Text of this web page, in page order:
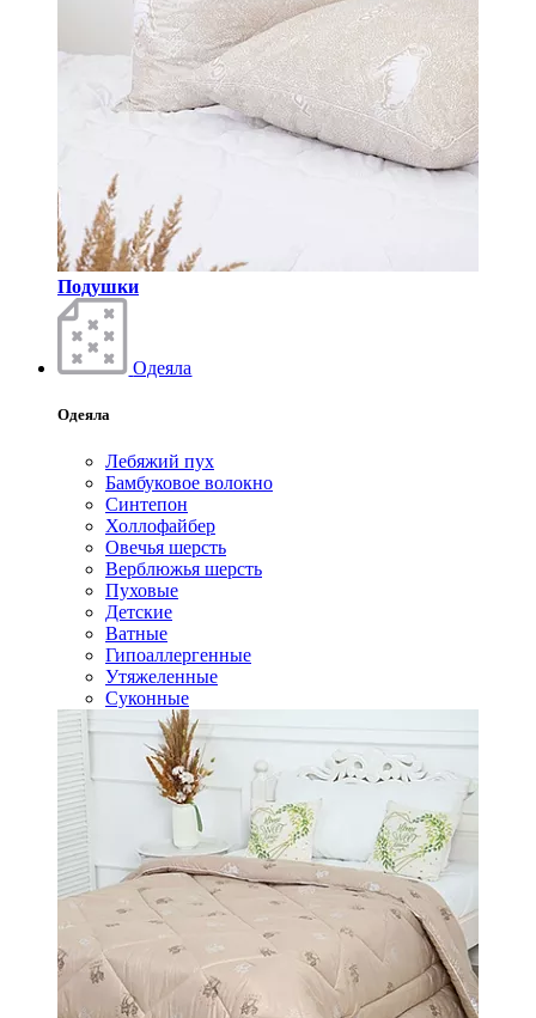
Подушки
Одеяла
Одеяла
Лебяжий пух
Бамбуковое волокно
Синтепон
Холлофайбер
Овечья шерсть
Верблюжья шерсть
Пуховые
Детские
Ватные
Гипоаллергенные
Утяжеленные
Суконные